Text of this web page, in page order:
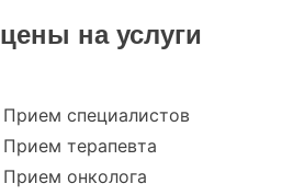
цены на услуги
Прием специалистов
Прием терапевта
Прием онколога